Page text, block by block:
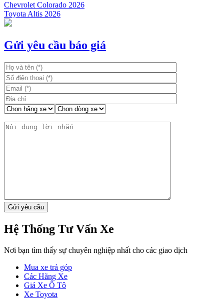
Điều
hướng
bài
Chevrolet Colorado 2026
Toyota Altis 2026
Gửi yêu cầu báo giá
Hệ Thống Tư Vấn Xe
Nơi bạn tìm thấy sự chuyên nghiệp nhất cho các giao dịch
Mua xe trả góp
Các Hãng Xe
Giá Xe Ô Tô
Xe Toyota